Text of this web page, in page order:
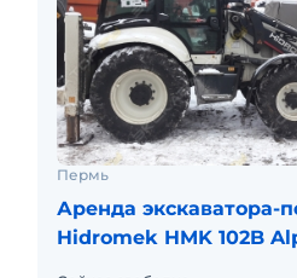
Пермь
Аренда экскаватора-
Hidromek HMK 102B